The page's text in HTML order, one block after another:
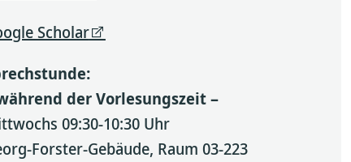
Scholar
der Vorlesungszeit –
09:30-10:30 Uhr
Forster-Gebäude, Raum 03-223